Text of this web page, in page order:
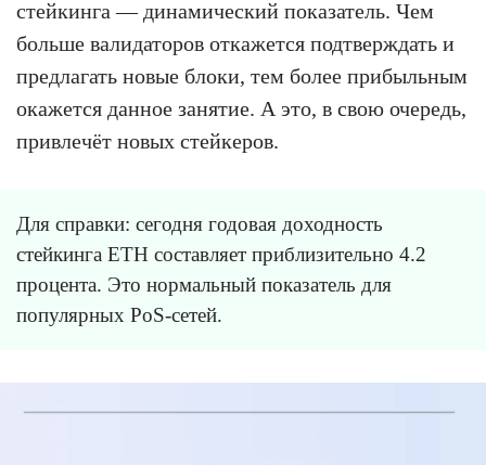
стейкинга — динамический показатель. Чем
больше валидаторов откажется подтверждать и
предлагать новые блоки, тем более прибыльным
окажется данное занятие. А это, в свою очередь,
привлечёт новых стейкеров.
Для справки: сегодня годовая доходность
стейкинга ETH составляет приблизительно 4.2
процента. Это нормальный показатель для
популярных PoS-сетей.